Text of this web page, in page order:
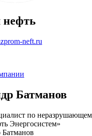
нефть
neft.ru
Батманов
по
Энергосистем»